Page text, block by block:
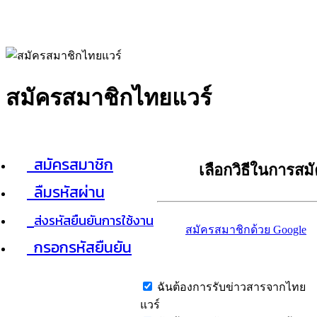
สมัครสมาชิกไทยแวร์
สมัครสมาชิก
ลืมรหัสผ่าน
ส่งรหัสยืนยันการใช้งาน
กรอกรหัสยืนยัน
เลือกวิธีในการส
สมัครสมาชิกด้วย Google
ฉันต้องการรับข่าวสารจากไทย
แวร์